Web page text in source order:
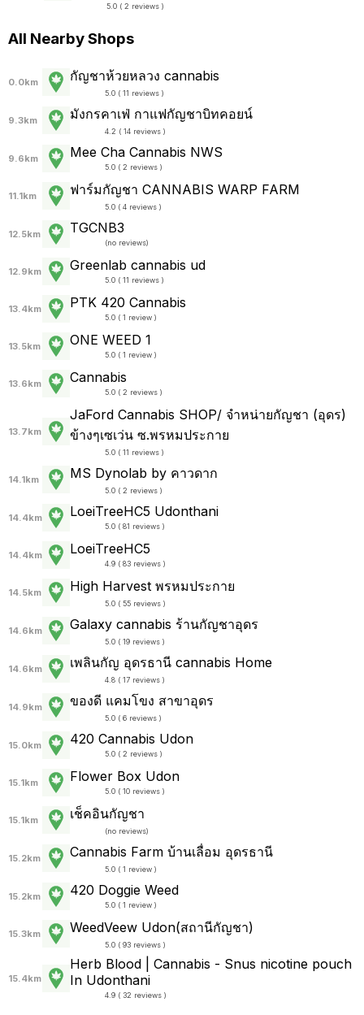
5.0 ( 2 reviews )
All Nearby Shops
0.0km กัญชาห้วยหลวง cannabis
5.0 ( 11 reviews )
9.3km มังกรคาเฟ่ กาแฟกัญชาบิทคอยน์
4.2 ( 14 reviews )
9.6km Mee Cha Cannabis NWS
5.0 ( 2 reviews )
11.1km ฟาร์มกัญชา CANNABIS WARP FARM
5.0 ( 4 reviews )
12.5km TGCNB3
(no reviews)
12.9km Greenlab cannabis ud
5.0 ( 11 reviews )
13.4km PTK 420 Cannabis
5.0 ( 1 review )
13.5km ONE WEED 1
5.0 ( 1 review )
13.6km Cannabis
5.0 ( 2 reviews )
13.7km
JaFord Cannabis SHOP/ จำหน่ายกัญชา (อุดร)
ข้างๆเซเว่น ซ.พรหมประกาย
5.0 ( 11 reviews )
14.1km MS Dynolab by คาวดาก
5.0 ( 2 reviews )
14.4km LoeiTreeHC5 Udonthani
5.0 ( 81 reviews )
14.4km LoeiTreeHC5
4.9 ( 83 reviews )
14.5km High Harvest พรหมประกาย
5.0 ( 55 reviews )
14.6km Galaxy cannabis ร้านกัญชาอุดร
5.0 ( 19 reviews )
14.6km เพลินกัญ อุดรธานี cannabis Home
4.8 ( 17 reviews )
14.9km ของดี แคมโขง สาขาอุดร
5.0 ( 6 reviews )
15.0km 420 Cannabis Udon
5.0 ( 2 reviews )
15.1km Flower Box Udon
5.0 ( 10 reviews )
15.1km เช็คอินกัญชา
(no reviews)
15.2km Cannabis Farm บ้านเลื่อม อุดรธานี
5.0 ( 1 review )
15.2km 420 Doggie Weed
5.0 ( 1 review )
15.3km WeedVeew Udon(สถานีกัญชา)
5.0 ( 93 reviews )
15.4km
Herb Blood | Cannabis - Snus nicotine pouch
In Udonthani
4.9 ( 32 reviews )